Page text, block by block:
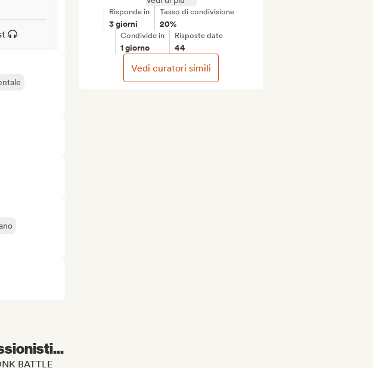
Risponde in
3 giorni
Tasso di condivisione
20%
Condivide in
1 giorno
Risposte date
44
Vedi curatori simili
BATTLE